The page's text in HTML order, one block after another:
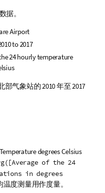
据。
Airport
to 2017
24 hourly temperature
气象站的 2010 年至 2017
Temperature degrees Celsius
of the 24
in degrees
度测量用作度量。